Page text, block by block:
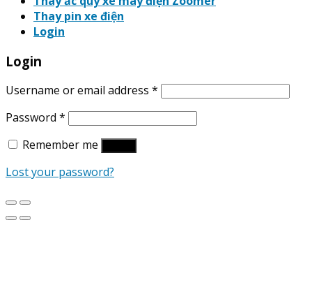
Thay pin xe điện
Login
Login
Username or email address *
Password *
Remember me
Lost your password?